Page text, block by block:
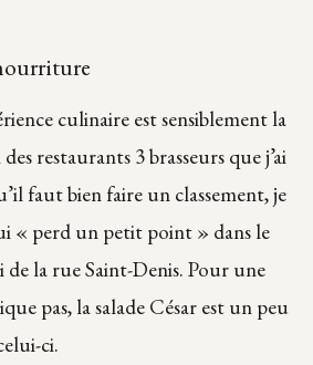
culinaire est sensiblement la
restaurants 3 brasseurs que j’ai
faut bien faire un classement, je
« perd un petit point » dans le
de la rue Saint-Denis. Pour une
pas, la salade César est un peu
ci.